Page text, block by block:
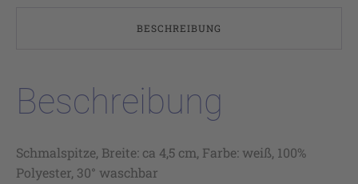
BESCHREIBUNG
Beschreibung
Schmalspitze, Breite: ca 4,5 cm, Farbe: weiß, 100%
Polyester, 30° waschbar